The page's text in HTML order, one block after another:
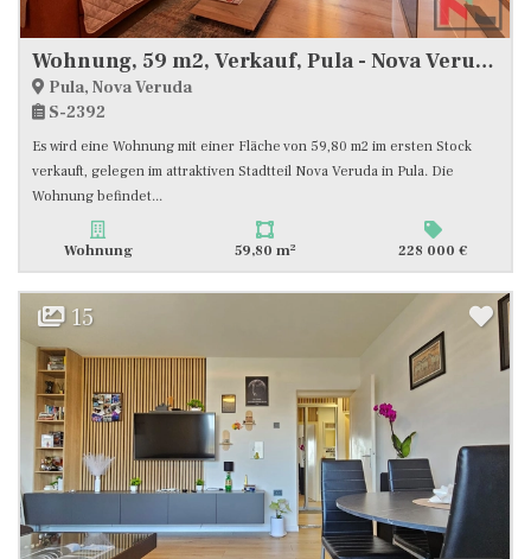
Wohnung, 59 m2, Verkauf, Pula - Nova Veruda
Pula, Nova Veruda
S-2392
Es wird eine Wohnung mit einer Fläche von 59,80 m2 im ersten Stock
verkauft, gelegen im attraktiven Stadtteil Nova Veruda in Pula. Die
Wohnung befindet...
Wohnung 59,80 m2 228 000 €
15